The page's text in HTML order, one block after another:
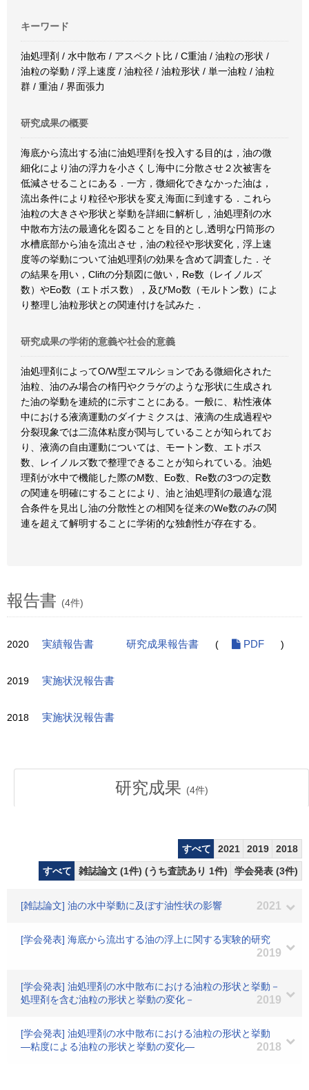
キーワード
油処理剤 / 水中散布 / アスペクト比 / C重油 / 油粒の形状 /
油粒の挙動 / 浮上速度 / 油粒径 / 油粒形状 / 単一油粒 / 油粒
群 / 重油 / 界面張力
研究成果の概要
海底から流出する油に油処理剤を投入する目的は，油の微
細化により油の浮力を小さくし海中に分散させ２次被害を
低減させることにある．一方，微細化できなかった油は，
流出条件により粒径や形状を変え海面に到達する．これら
油粒の大きさや形状と挙動を詳細に解析し，油処理剤の水
中散布方法の最適化を図ることを目的とし,透明な円筒形の
水槽底部から油を流出させ，油の粒径や形状変化，浮上速
度等の挙動について油処理剤の効果を含めて調査した．そ
の結果を用い，Cliftの分類図に倣い，Re数（レイノルズ
数）やEo数（エトボス数），及びMo数（モルトン数）によ
り整理し油粒形状との関連付けを試みた．
研究成果の学術的意義や社会的意義
油処理剤によってO/W型エマルションである微細化された
油粒、油のみ場合の楕円やクラゲのような形状に生成され
た油の挙動を連続的に示すことにある。一般に、粘性液体
中における液滴運動のダイナミクスは、液滴の生成過程や
分裂現象では二流体粘度が関与していることが知られてお
り、液滴の自由運動については、モートン数、エトボス
数、レイノルズ数で整理できることが知られている。油処
理剤が水中で機能した際のM数、Eo数、Re数の3つの定数
の関連を明確にすることにより、油と油処理剤の最適な混
合条件を見出し油の分散性との相関を従来のWe数のみの関
連を超えて解明することに学術的な独創性が存在する。
報告書 (4件)
2020 実績報告書 研究成果報告書 ( PDF )
2019 実施状況報告書
2018 実施状況報告書
研究成果 (4件)
すべて 2021 2019
2018
すべて
雑誌論文 (1件) (うち査読あり 1件) 学会発表 (3件)
[雑誌論文] 油の水中挙動に及ぼす油性状の影響 2021
[学会発表] 海底から流出する油の浮上に関する実験的研究
2019
[学会発表] 油処理剤の水中散布における油粒の形状と挙動－
処理剤を含む油粒の形状と挙動の変化－
2019
[学会発表] 油処理剤の水中散布における油粒の形状と挙動
―粘度による油粒の形状と挙動の変化―
2018